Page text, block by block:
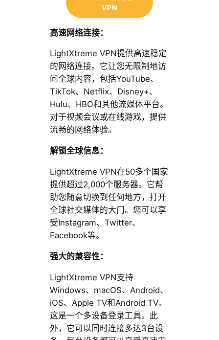
VPN
高速网络连接：
LightXtreme VPN提供高速稳定
的网络连接。它让您无限制地访
问全球内容，包括YouTube、
TikTok、Netflix、Disney+、
Hulu、HBO和其他流媒体平台。
对于视频会议或在线游戏，提供
流畅的网络体验。
解锁全球信息：
LightXtreme VPN在50多个国家
提供超过2,000个服务器。它帮
助您随意切换到任何地方，打开
全球社交媒体的大门。您可以享
受Instagram、Twitter、
Facebook等。
强大的兼容性：
LightXtreme VPN支持
Windows、macOS、Android、
iOS、Apple TV和Android TV。
这是一个多设备登录工具。此
外，它可以同时连接多达3台设